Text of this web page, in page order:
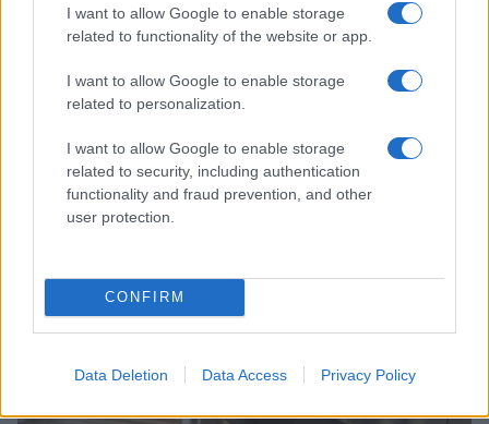
I want to allow Google to enable storage
related to functionality of the website or app.
I want to allow Google to enable storage
related to personalization.
I want to allow Google to enable storage
related to security, including authentication
functionality and fraud prevention, and other
user protection.
CONFIRM
Data Deletion Data Access Privacy Policy
Bard e gli eventi imperdibili in Italia
Cristian Castiglioni · 7 Ago 2026
BENESSERE